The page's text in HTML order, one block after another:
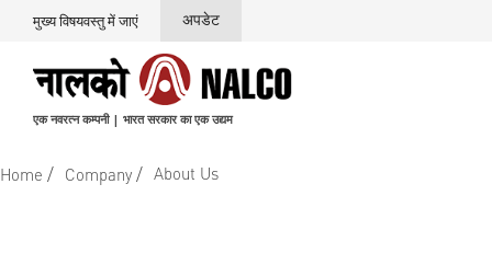
मुख्य विषयवस्तु में जाएं अपडेट
एक नवरत्न कम्पनी | भारत सरकार का एक उद्यम
Home / Company / About Us